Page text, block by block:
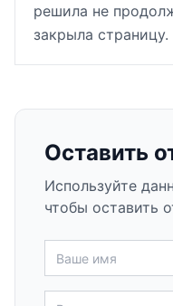
решила не
закрыла страницу.
Оставить
Используйте
чтобы оставить